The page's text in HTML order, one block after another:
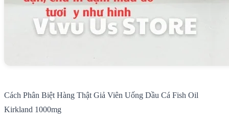
Cách Phân Biệt Hàng Thật Giả Viên Uống Dầu Cá Fish Oil
Kirkland 1000mg